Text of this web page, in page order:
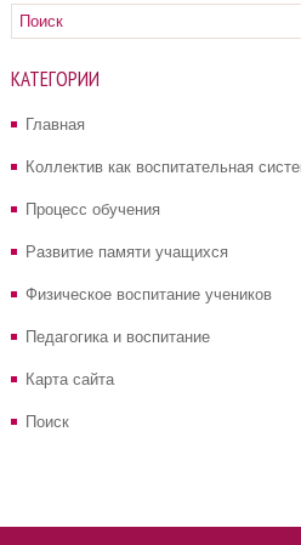
КАТЕГОРИИ
Главная
Коллектив как воспитательная
Процесс обучения
Развитие памяти учащихся
Физическое воспитание учеников
Педагогика и воспитание
Карта сайта
Поиск